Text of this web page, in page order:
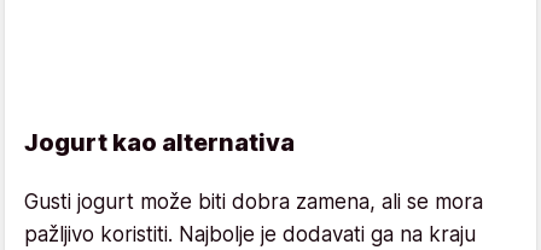
Jogurt kao alternativa
Gusti jogurt može biti dobra zamena, ali se mora
pažljivo koristiti. Najbolje je dodavati ga na kraju